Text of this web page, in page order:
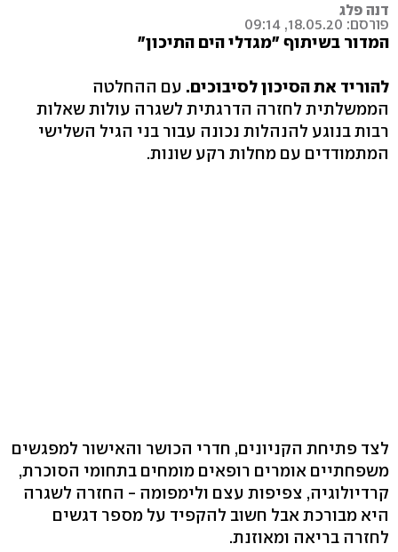
דנה פלג
פורסם: 18.05.20, 09:14
המדור בשיתוף "מגדלי הים התיכון"
להוריד את הסיכון לסיבוכים. עם ההחלטה
הממשלתית לחזרה הדרגתית לשגרה עולות שאלות
רבות בנוגע להנהלות נכונה עבור בני הגיל השלישי
המתמודדים עם מחלות רקע שונות.
לצד פתיחת הקניונים, חדרי הכושר והאישור למפגשים
משפחתיים אומרים רופאים מומחים בתחומי הסוכרת,
קרדיולוגיה, צפיפות עצם ולימפומה - החזרה לשגרה
היא מבורכת אבל חשוב להקפיד על מספר דגשים
לחזרה בריאה ומאוזנת.